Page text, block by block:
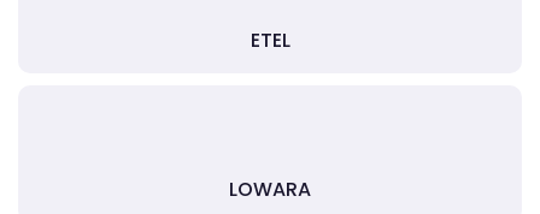
ETEL
LOWARA